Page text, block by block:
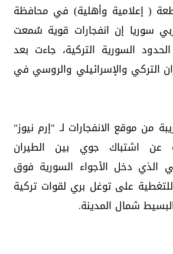
( إعلامية وأهلية) في محافظة
سوريا إن انفجارات قوية سُمعت
السورية التركية، جاءت بعد
التركي والإسرائيلي والروسي في
من موقع الانفجارات لـ "إرم نيوز"
عن اشتباك جوي بين الطيران
الذي دخل الأجواء السورية فوق
على توغل بري لقوات تركية
شمال المدينة.